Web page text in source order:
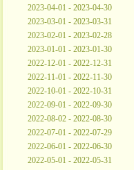
2023-04-01 - 2023-04-30
2023-03-01 - 2023-03-31
2023-02-01 - 2023-02-28
2023-01-01 - 2023-01-30
2022-12-01 - 2022-12-31
2022-11-01 - 2022-11-30
2022-10-01 - 2022-10-31
2022-09-01 - 2022-09-30
2022-08-02 - 2022-08-30
2022-07-01 - 2022-07-29
2022-06-01 - 2022-06-30
2022-05-01 - 2022-05-31